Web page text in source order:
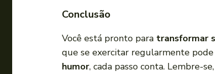
Conclusão
Você está pronto para transformar
que se exercitar regularmente
humor, cada passo conta. Lembre-